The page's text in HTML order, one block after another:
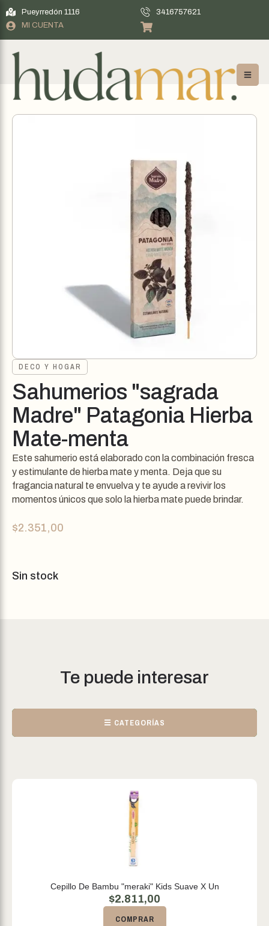
Pueyrredón 1116
3416757621
MI CUENTA
DECO Y HOGAR
Sahumerios "sagrada
Madre" Patagonia Hierba
Mate-menta
Este sahumerio está elaborado con la combinación fresca
y estimulante de hierba mate y menta. Deja que su
fragancia natural te envuelva y te ayude a revivir los
momentos únicos que solo la hierba mate puede brindar.
$2.351,00
Sin stock
Te puede interesar
☰ CATEGORÍAS
Cepillo De Bambu "meraki" Kids Suave X Un
$2.811,00
COMPRAR